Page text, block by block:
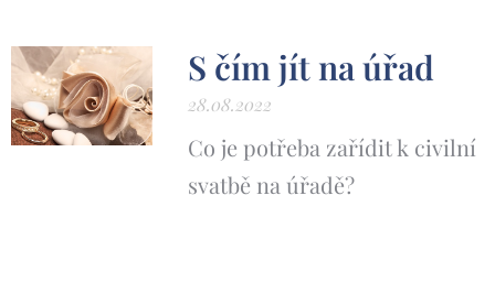
S čím jít na úřad
28.08.2022
Co je potřeba zařídit k civilní
svatbě na úřadě?